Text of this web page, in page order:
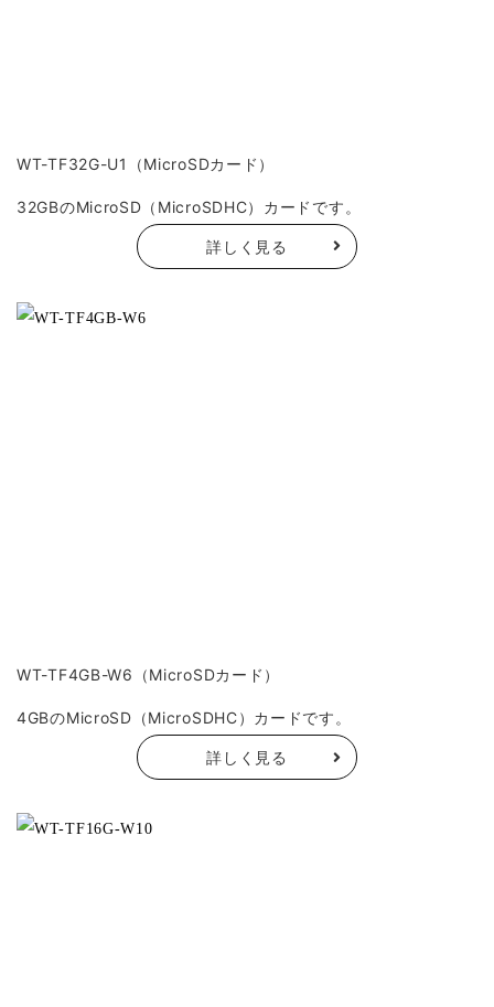
WT-TF32G-U1（MicroSDカード）
32GBのMicroSD（MicroSDHC）カードです。
詳しく見る
WT-TF4GB-W6（MicroSDカード）
4GBのMicroSD（MicroSDHC）カードです。
詳しく見る